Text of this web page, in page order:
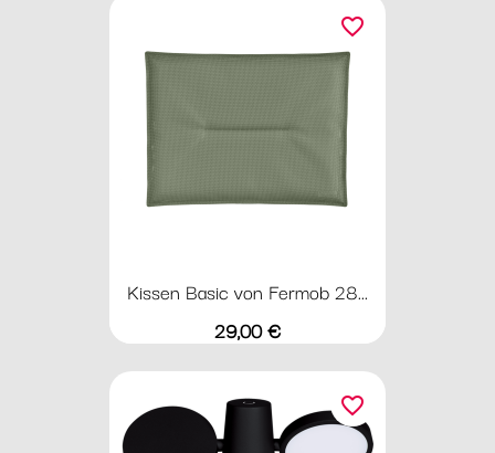
Kissen Basic von Fermob 28...
Preis
29,00 €
favorite_border
favorite_border